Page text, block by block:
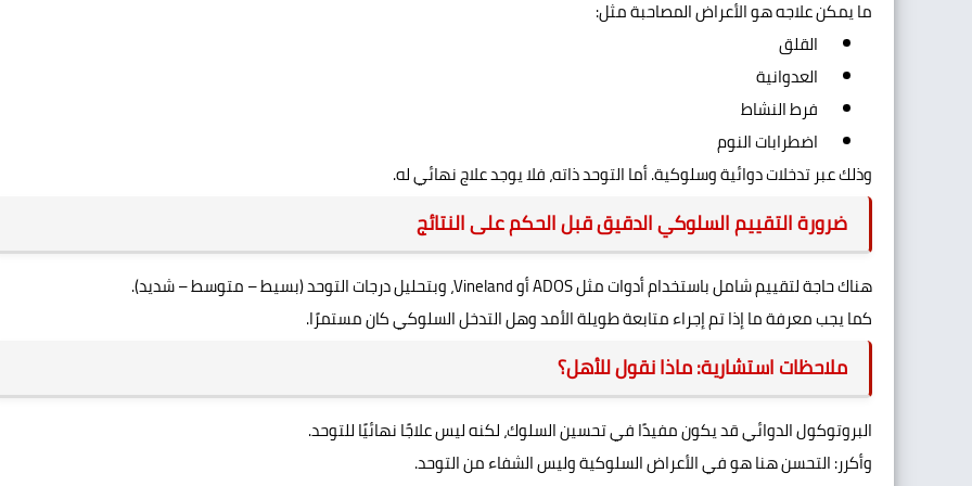
ما يمكن علاجه هو الأعراض المصاحبة مثل:
القلق
العدوانية
فرط النشاط
اضطرابات النوم
وذلك عبر تدخلات دوائية وسلوكية. أما التوحد ذاته، فلا يوجد علاج نهائي له.
ضرورة التقييم السلوكي الدقيق قبل الحكم على النتائج
هناك حاجة لتقييم شامل باستخدام أدوات مثل ADOS أو Vineland، وبتحليل درجات التوحد (بسيط – متوسط – شديد).
كما يجب معرفة ما إذا تم إجراء متابعة طويلة الأمد وهل التدخل السلوكي كان مستمرًا.
ملاحظات استشارية: ماذا نقول للأهل؟
البروتوكول الدوائي قد يكون مفيدًا في تحسين السلوك، لكنه ليس علاجًا نهائيًا للتوحد.
وأكرر: التحسن هنا هو في الأعراض السلوكية وليس الشفاء من التوحد.